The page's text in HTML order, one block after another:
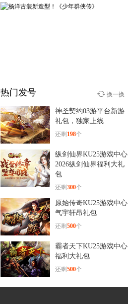
少年群侠传
12-29
杨洋古装新造型！《少年群
侠传》
热门发号
神圣契约03游平台新游
礼包，独家上线
还剩 198个
纵剑仙界KU25游戏中心
2026纵剑仙界福利大礼
包
还剩300个
原始传奇KU25游戏中心
气宇轩昂礼包
还剩500个
霸者天下KU25游戏中心
福利大礼包
还剩500个
战神世纪7yx2分钟爆满
换一换